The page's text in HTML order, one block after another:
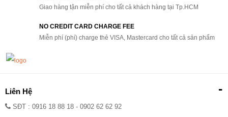
Giao hàng tận miễn phí cho tất cả khách hàng tại Tp.HCM
NO CREDIT CARD CHARGE FEE
Miễn phí (phí) charge thẻ VISA, Mastercard cho tất cả sản phẩm
Liên Hệ
SĐT : 0916 18 88 18 - 0902 62 62 92